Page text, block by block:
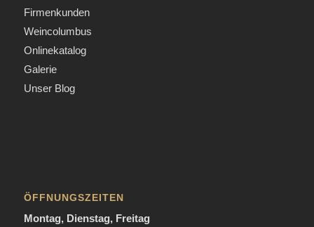
Firmenkunden
Weincolumbus
Onlinekatalog
Galerie
Unser Blog
ÖFFNUNGSZEITEN
Montag, Dienstag, Freitag